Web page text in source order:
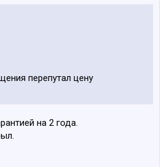
перепутал цену
на 2 года.